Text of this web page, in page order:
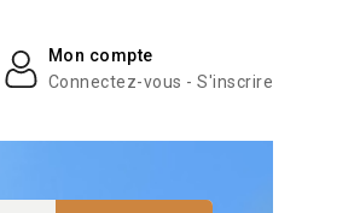
Mon compte
Connectez-vous - S'inscrire